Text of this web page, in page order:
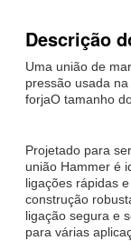
Descrição
Uma união de
pressão usada
forjaO tamanho
Projetado para
união Hammer é
ligações rápidas
construção
ligação segura e
para várias